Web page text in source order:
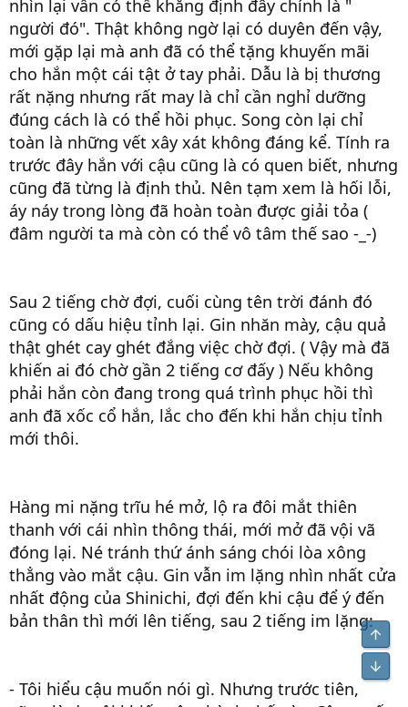
nhìn lại vẫn có thể khẳng định đây chính là "
người đó". Thật không ngờ lại có duyên đến vậy,
mới gặp lại mà anh đã có thể tặng khuyến mãi
cho hắn một cái tật ở tay phải. Dẫu là bị thương
rất nặng nhưng rất may là chỉ cần nghỉ dưỡng
đúng cách là có thể hồi phục. Song còn lại chỉ
toàn là những vết xây xát không đáng kể. Tính ra
trước đây hắn với cậu cũng là có quen biết, nhưng
cũng đã từng là định thủ. Nên tạm xem là hối lỗi,
áy náy trong lòng đã hoàn toàn được giải tỏa (
đâm người ta mà còn có thể vô tâm thế sao -_-)
Sau 2 tiếng chờ đợi, cuối cùng tên trời đánh đó
cũng có dấu hiệu tỉnh lại. Gin nhăn mày, cậu quả
thật ghét cay ghét đắng việc chờ đợi. ( Vậy mà đã
khiến ai đó chờ gần 2 tiếng cơ đấy ) Nếu không
phải hắn còn đang trong quá trình phục hồi thì
anh đã xốc cổ hắn, lắc cho đến khi hắn chịu tỉnh
mới thôi.
Hàng mi nặng trĩu hé mở, lộ ra đôi mắt thiên
thanh với cái nhìn thông thái, mới mở đã vội vã
đóng lại. Né tránh thứ ánh sáng chói lòa xông
thẳng vào mắt cậu. Gin vẫn im lặng nhìn nhất cửa
nhất động của Shinichi, đợi đến khi cậu để ý đến
bản thân thì mới lên tiếng, sau 2 tiếng im lặng:
- Tôi hiểu cậu muốn nói gì. Nhưng trước tiên,